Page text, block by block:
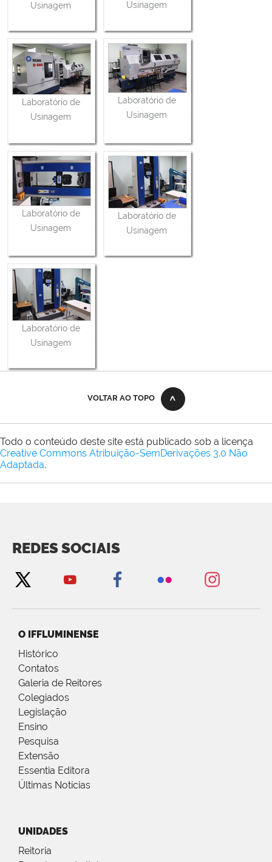
Usinagem
Usinagem
Laboratório de
Usinagem
Laboratório de
Usinagem
Laboratório de
Usinagem
Laboratório de
Usinagem
Laboratório de
Usinagem
VOLTAR AO TOPO
Todo o conteúdo deste site está publicado sob a licença
Creative Commons Atribuição-SemDerivações 3.0 Não
Adaptada.
REDES SOCIAIS
O IFFLUMINENSE
Histórico
Contatos
Galeria de Reitores
Colegiados
Legislação
Ensino
Pesquisa
Extensão
Essentia Editora
Últimas Notícias
UNIDADES
Reitoria